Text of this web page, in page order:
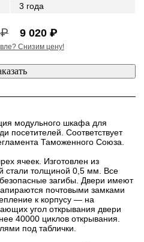
3 года
9 020 ₽
Снизим цену!
модульного шкафа для
посетителей. Соответствует
Таможенного Союза.
ячеек. Изготовлен из
стали толщиной 0,5 мм. Все
загибы. Двери имеют
почтовыми замками
к корпусу — на
угол открывания двери
40000 циклов открывания.
под таблички.